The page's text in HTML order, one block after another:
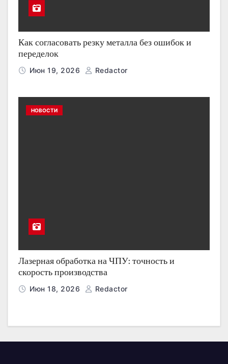
Как согласовать резку металла без ошибок и
переделок
Июн 19, 2026 Redactor
НОВОСТИ
Лазерная обработка на ЧПУ: точность и
скорость производства
Июн 18, 2026 Redactor